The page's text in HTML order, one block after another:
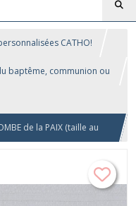
CATHO!
baptême, communion ou
de la PAIX (taille au